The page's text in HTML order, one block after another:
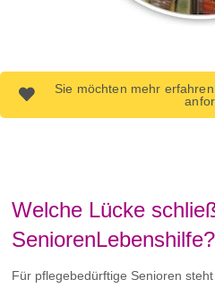
Sie möchten mehr
Welche Lücke
SeniorenLebenshilfe?
Für pflegebedürftige Senioren